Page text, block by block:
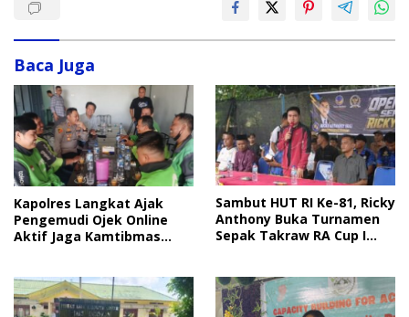
Baca Juga
Kapolres Langkat Ajak
Pengemudi Ojek Online
Aktif Jaga Kamtibmas
Sambut HUT RI Ke-81, Ricky
Anthony Buka Turnamen
Sepak Takraw RA Cup I